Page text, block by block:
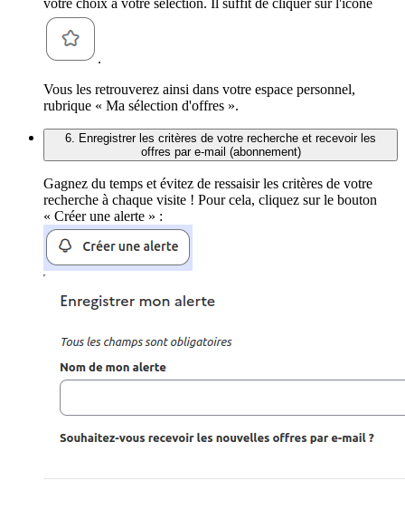
votre choix à votre sélection. Il suffit de cliquer sur l'icône
.
Vous les retrouverez ainsi dans votre espace personnel,
rubrique « Ma sélection d'offres ».
6. Enregistrer les critères de votre recherche et recevoir les
offres par e-mail (abonnement)
Gagnez du temps et évitez de ressaisir les critères de votre
recherche à chaque visite ! Pour cela, cliquez sur le bouton
« Créer une alerte » :